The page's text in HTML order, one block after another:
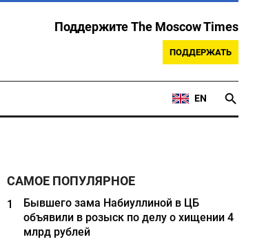
Поддержите The Moscow Times
ПОДДЕРЖАТЬ
EN
САМОЕ ПОПУЛЯРНОЕ
1
Бывшего зама Набиуллиной в ЦБ
объявили в розыск по делу о хищении 4
млрд рублей